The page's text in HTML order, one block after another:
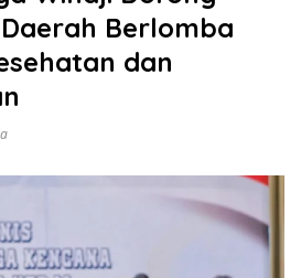
Berlomba
dan